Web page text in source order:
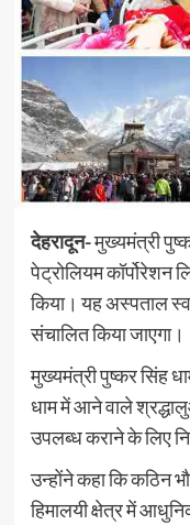
देहरादून-मुख्यमंत्री
पेट्रोलियम कॉर्पोरेशन
किया। यह अस्पताल
संचालित किया जाएगा।
मुख्यमंत्री पुष्कर सिंह
धाम में आने वाले
उपलब्ध कराने के लिए
उन्होंने कहा कि कठिन
हिमालयी क्षेत्र में